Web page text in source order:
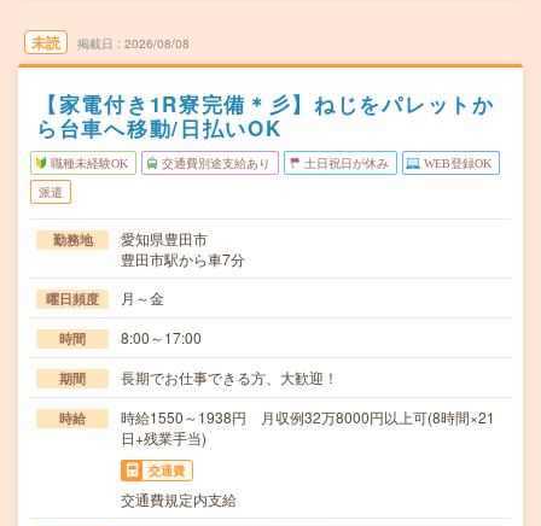
未読 掲載日 2026/08/08
【家電付き1R寮完備＊彡】ねじをパレットか
ら台車へ移動/日払いOK
職種未経験OK 交通費別途支給あり 土日祝日が休み WEB登録OK
派遣
勤務地
愛知県豊田市
豊田市駅から車7分
曜日頻度 月～金
時間 8:00～17:00
期間 長期でお仕事できる方、大歓迎！
時給
時給1550～1938円 月収例32万8000円以上可(8時間×21
日+残業手当)
交通費
交通費規定内支給